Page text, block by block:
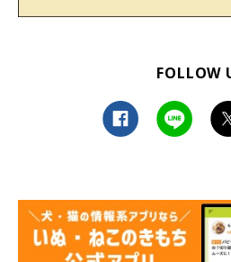
すが、出血の量は個体差があり、あ
め、正確な発情期の開始は見た目の
発情期
FOLLOW